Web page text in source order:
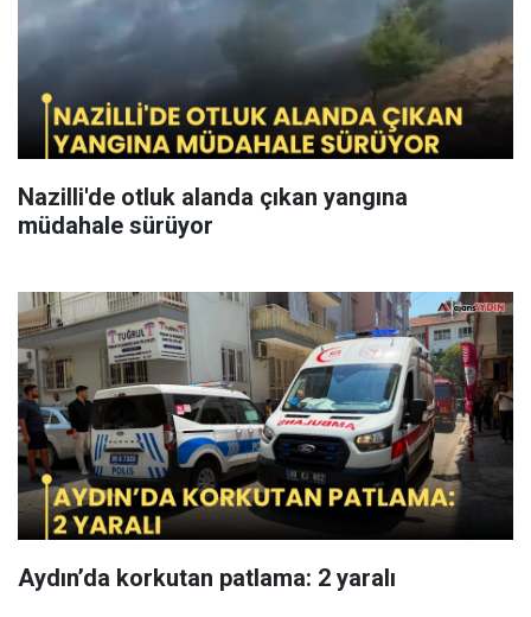
Nazilli'de otluk alanda çıkan yangına
müdahale sürüyor
Aydın’da korkutan patlama: 2 yaralı